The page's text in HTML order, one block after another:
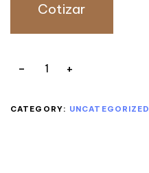
Cotizar
CATEGORY: UNCATEGORIZED